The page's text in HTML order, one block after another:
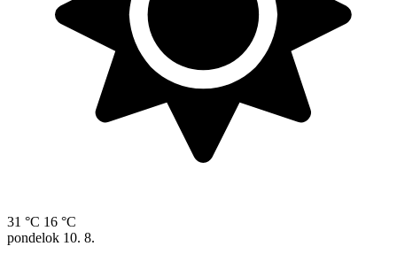
31 °C 16 °C
pondelok 10. 8.